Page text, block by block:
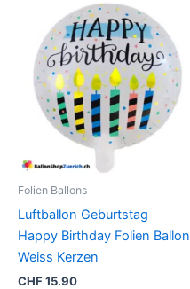
Folien Ballons
Luftballon Geburtstag
Happy Birthday Folien Ballon
Weiss Kerzen
CHF15.90